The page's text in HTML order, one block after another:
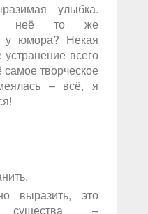
улыбка.
неё то же
у юмора? Некая
всего
творческое
– всё, я
выразить, это
существа –